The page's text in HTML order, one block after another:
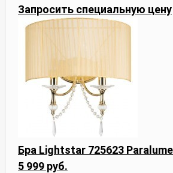
Запросить специальную цену
Бра Lightstar 725623
5 999 руб.